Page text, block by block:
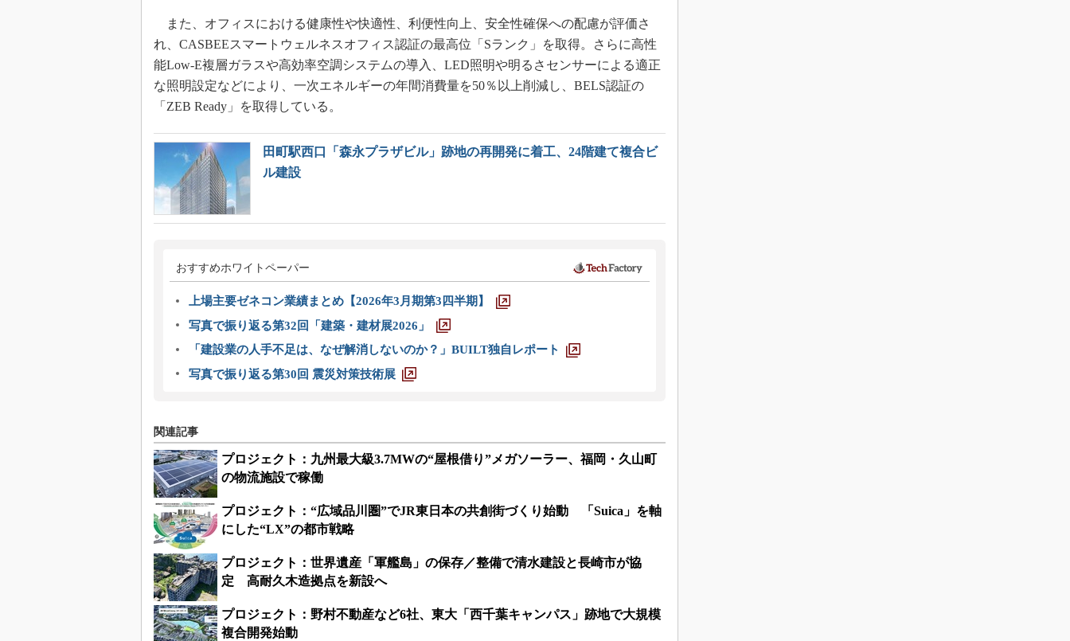
また、オフィスにおける健康性や快適性、利便性向上、安全性確保への配慮が評価さ
れ、CASBEEスマートウェルネスオフィス認証の最高位「Sランク」を取得。さらに高性
能Low-E複層ガラスや高効率空調システムの導入、LED照明や明るさセンサーによる適正
な照明設定などにより、一次エネルギーの年間消費量を50％以上削減し、BELS認証の
「ZEB Ready」を取得している。
田町駅西口「森永プラザビル」跡地の再開発に着工、24階建て複合ビ
ル建設
おすすめホワイトペーパー
上場主要ゼネコン業績まとめ【2026年3月期第3四半期】
写真で振り返る第32回「建築・建材展2026」
「建設業の人手不足は、なぜ解消しないのか？」BUILT独自レポート
写真で振り返る第30回 震災対策技術展
関連記事
プロジェクト：九州最大級3.7MWの“屋根借り”メガソーラー、福岡・久山町
の物流施設で稼働
プロジェクト：“広域品川圏”でJR東日本の共創街づくり始動 「Suica」を軸
にした“LX”の都市戦略
プロジェクト：世界遺産「軍艦島」の保存／整備で清水建設と長崎市が協
定 高耐久木造拠点を新設へ
プロジェクト：野村不動産など6社、東大「西千葉キャンパス」跡地で大規模
複合開発始動